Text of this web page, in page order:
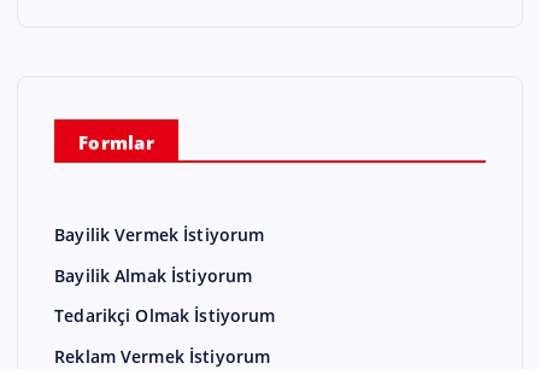
Formlar
Bayilik Vermek İstiyorum
Bayilik Almak İstiyorum
Tedarikçi Olmak İstiyorum
Reklam Vermek İstiyorum